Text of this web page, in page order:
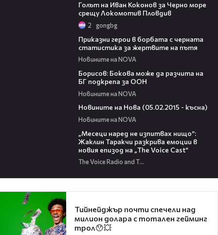
Голът на Иван Коконов за Черно море
срещу Локомотив Пловдив
2 gongbg
Приказни герои в борбата с черната
статистика за жертвите на пътя
Новините на NOVA
Борисов: Бокова може да разчита на
БГ подкрепа за ООН
Новините на NOVA
Новините на Нова (05.02.2015 - късна)
Новините на NOVA
„Месеци наред не изпитвах нищо“:
Жаклин Таракчи разкрива емоции в
новия епизод на „The Voice Cast“
The Voice Radio and TV Bulgaria
Тийнейджър почти спечели над
милион долара с тотален гейминг
трол😯💥